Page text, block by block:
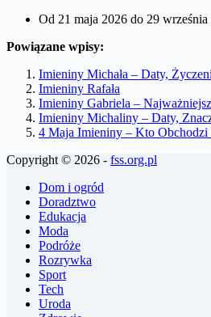
Od 21 maja 2026 do 29 września
Powiązane wpisy:
Imieniny Michała – Daty,
Imieniny Rafała
Imieniny Gabriela –
Imieniny Michaliny – Daty,
4 Maja Imieniny – Kto Obchodzi
Copyright © 2026 - fss.org.pl
Dom i ogród
Doradztwo
Edukacja
Moda
Podróże
Rozrywka
Sport
Tech
Uroda